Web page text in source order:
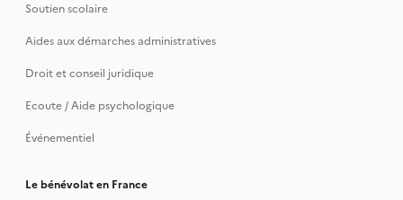
Soutien scolaire
Aides aux démarches administratives
Droit et conseil juridique
Ecoute / Aide psychologique
Événementiel
Le bénévolat en France